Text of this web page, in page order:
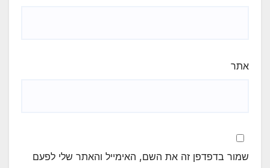
אתר
שמור בדפדפן זה את השם, האימייל והאתר שלי לפעם